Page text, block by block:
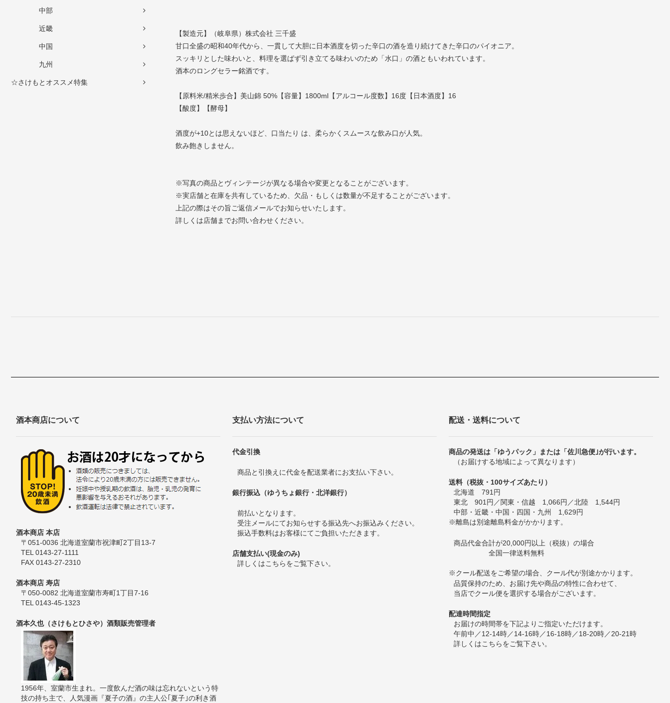
中部
近畿
中国
九州
☆さけもとオススメ特集
【製造元】（岐阜県）株式会社 三千盛
甘口全盛の昭和40年代から、一貫して大胆に日本酒度を切った辛口の酒を造り続けてきた辛口のパイオニア。
スッキリとした味わいと、料理を選ばず引き立てる味わいのため「水口」の酒ともいわれています。
酒本のロングセラー銘酒です。
【原料米/精米歩合】美山錦 50%【容量】1800ml【アルコール度数】16度【日本酒度】16
【酸度】【酵母】
酒度が+10とは思えないほど、口当たり は、柔らかくスムースな飲み口が人気。
飲み飽きしません。
※写真の商品とヴィンテージが異なる場合や変更となることがございます。
※実店舗と在庫を共有しているため、欠品・もしくは数量が不足することがございます。
上記の際はその旨ご返信メールでお知らせいたします。
詳しくは店舗までお問い合わせください。
酒本商店について
酒本商店 本店
〒051-0036 北海道室蘭市祝津町2丁目13-7
TEL 0143-27-1111
FAX 0143-27-2310
酒本商店 寿店
〒050-0082 北海道室蘭市寿町1丁目7-16
TEL 0143-45-1323
酒本久也（さけもとひさや）酒類販売管理者
1956年、室蘭市生まれ。一度飲んだ酒の味は忘れないという特
技の持ち主で、人気漫画『夏子の酒』の主人公｢夏子｣の利き酒
支払い方法について
代金引換
商品と引換えに代金を配送業者にお支払い下さい。
銀行振込（ゆうちょ銀行・北洋銀行）
前払いとなります。
受注メールにてお知らせする振込先へお振込みください。
振込手数料はお客様にてご負担いただきます。
店舗支払い(現金のみ)
詳しくはこちらをご覧下さい。
配送・送料について
商品の発送は「ゆうパック」または「佐川急便｣が行います。
（お届けする地域によって異なります）
送料（税抜・100サイズあたり）
北海道 791円
東北 901円／関東・信越 1,066円／北陸 1,544円
中部・近畿・中国・四国・九州 1,629円
※離島は別途離島料金がかかります。
商品代金合計が20,000円以上（税抜）の場合
全国一律送料無料
※クール配送をご希望の場合、クール代が別途かかります。
品質保持のため、お届け先や商品の特性に合わせて、
当店でクール便を選択する場合がございます。
配達時間指定
お届けの時間帯を下記よりご指定いただけます。
午前中／12-14時／14-16時／16-18時／18-20時／20-21時
詳しくはこちらをご覧下さい。